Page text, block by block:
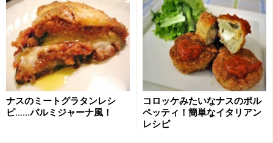
ナスのミートグラタンレシ
ピ……パルミジャーナ風！
コロッケみたいなナスのポル
ペッティ！簡単なイタリアン
レシピ